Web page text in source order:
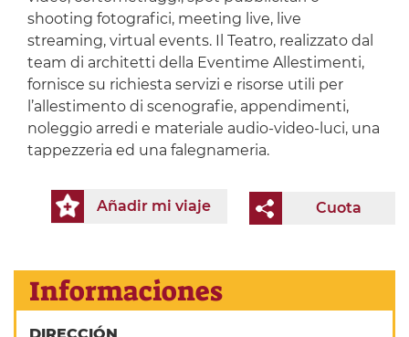
shooting fotografici, meeting live, live
streaming, virtual events. Il Teatro, realizzato dal
team di architetti della Eventime Allestimenti,
fornisce su richiesta servizi e risorse utili per
l’allestimento di scenografie, appendimenti,
noleggio arredi e materiale audio-video-luci, una
tappezzeria ed una falegnameria.
Cuota
Añadir mi viaje
Informaciones